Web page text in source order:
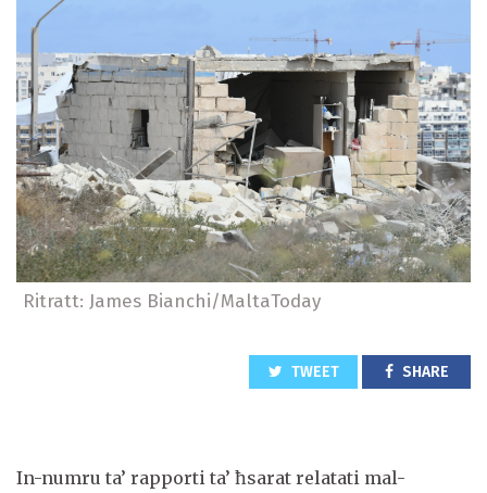
Ritratt: James Bianchi/MaltaToday
TWEET SHARE
In-numru ta’ rapporti ta’ ħsarat relatati mal-